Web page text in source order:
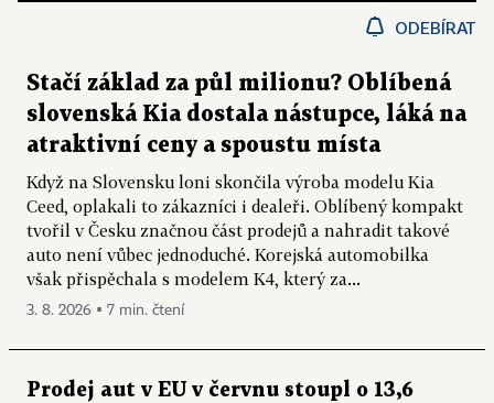
ODEBÍRAT
Stačí základ za půl milionu? Oblíbená
slovenská Kia dostala nástupce, láká na
atraktivní ceny a spoustu místa
Když na Slovensku loni skončila výroba modelu Kia
Ceed, oplakali to zákazníci i dealeři. Oblíbený kompakt
tvořil v Česku značnou část prodejů a nahradit takové
auto není vůbec jednoduché. Korejská automobilka
však přispěchala s modelem K4, který za...
3. 8. 2026 ▪ 7 min. čtení
Prodej aut v EU v červnu stoupl o 13,6